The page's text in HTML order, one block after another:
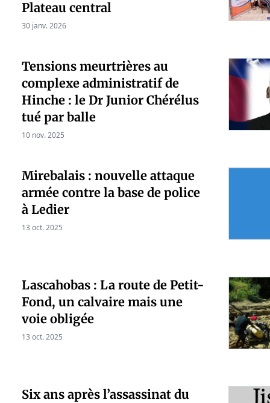
Plateau central
30 janv. 2026
Tensions meurtrières au
complexe administratif de
Hinche : le Dr Junior Chérélus
tué par balle
10 nov. 2025
Mirebalais : nouvelle attaque
armée contre la base de police
à Ledier
13 oct. 2025
Lascahobas : La route de Petit-
Fond, un calvaire mais une
voie obligée
13 oct. 2025
Six ans après l’assassinat du